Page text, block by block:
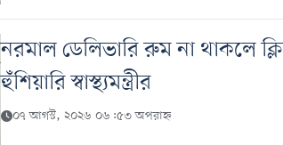
নরমাল ডেলিভারি রুম না থাকলে
হুঁশিয়ারি স্বাস্থ্যমন্ত্রীর
০৭ আগস্ট, ২০২৬ ০৬:৫৩ অপরাহ্ন